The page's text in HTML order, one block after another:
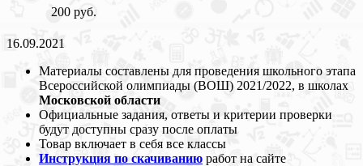
200 руб.
16.09.2021
Материалы составлены для проведения школьного этапа
Всероссийской олимпиады (ВОШ) 2021/2022, в школах
Московской области
Официальные задания, ответы и критерии проверки
будут доступны сразу после оплаты
Товар включает в себя все классы
Инструкция по скачиванию работ на сайте